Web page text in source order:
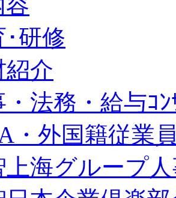
研修
紹介
・法務・給与ｺﾝ
・外国籍従業
上海グループ